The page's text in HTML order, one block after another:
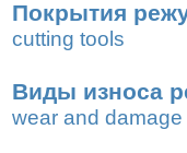
Покрытия
cutting tools
Виды износа
wear and damage